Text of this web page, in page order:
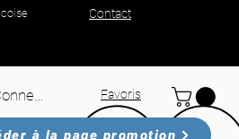
Contact
Favoris
à la page promotion